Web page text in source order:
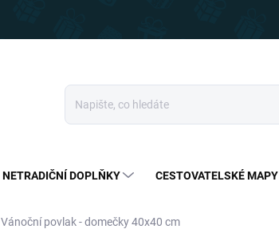
NETRADIČNÍ DOPLŇKY CESTOVATELSKÉ MAPY
Vánoční povlak - domečky 40x40 cm